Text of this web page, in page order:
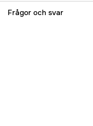
Referensnummer
Frågor och svar